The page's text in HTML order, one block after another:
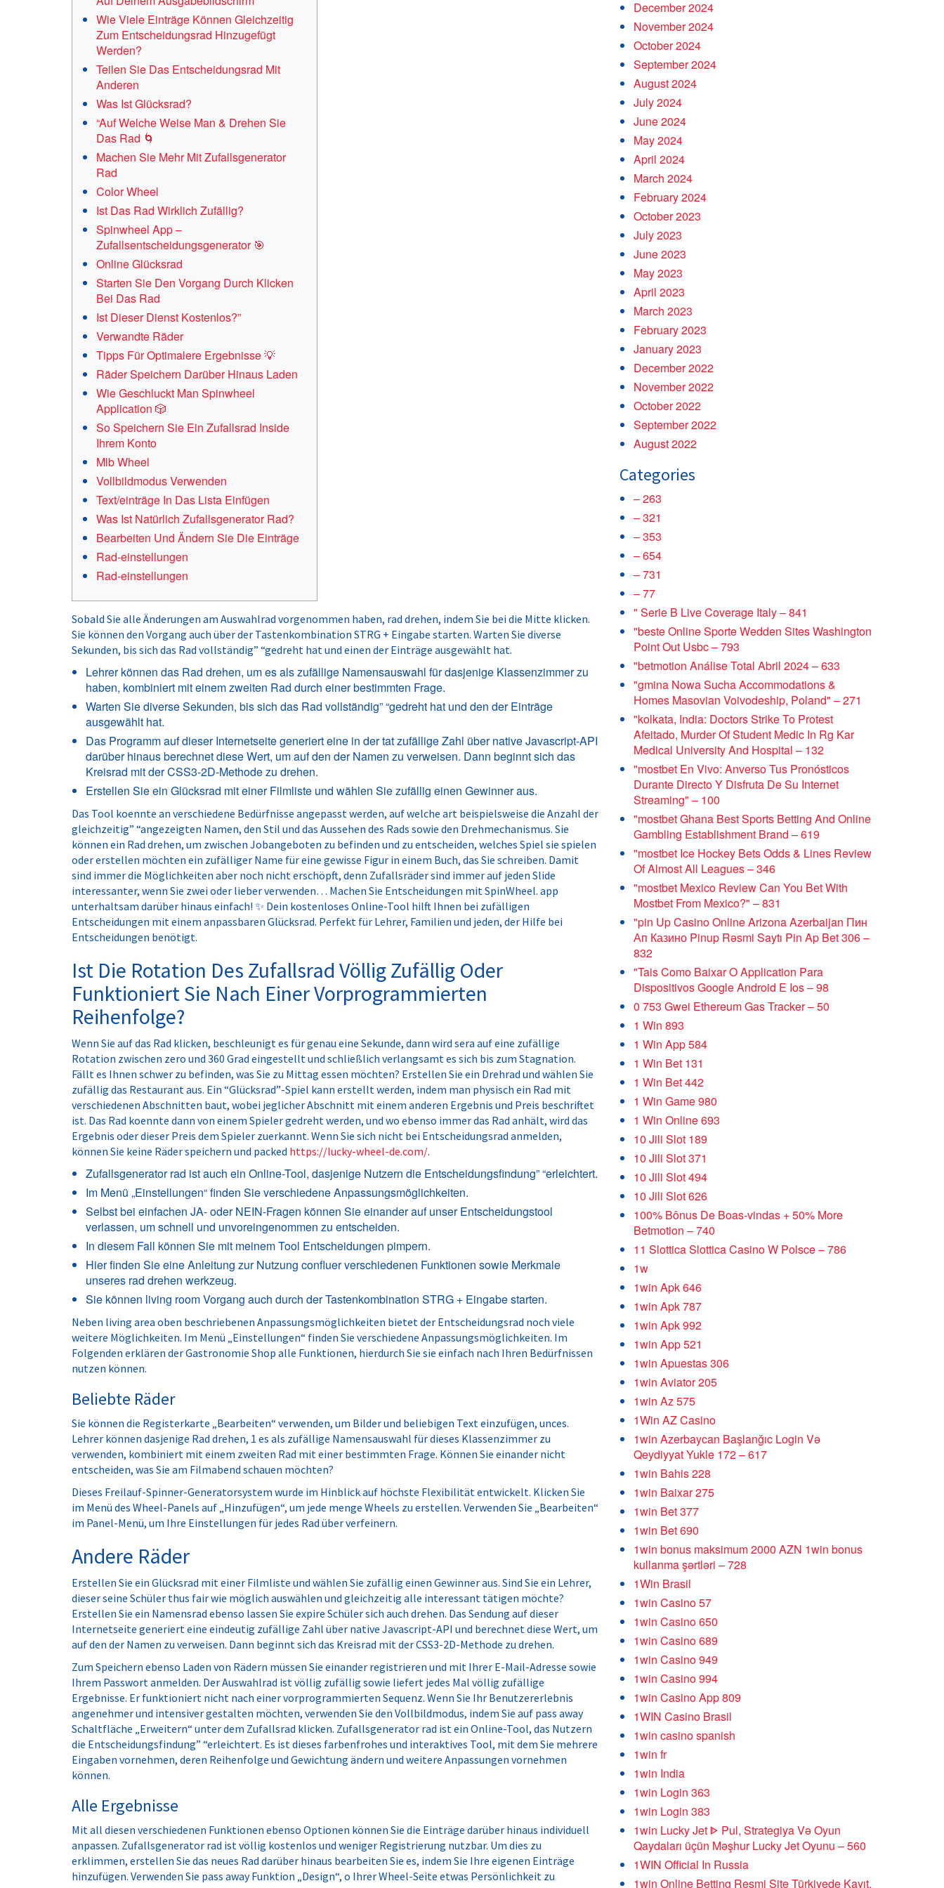
Wie Viele Einträge Können Gleichzeitig
Zum Entscheidungsrad Hinzugefügt
Werden?
Teilen Sie Das Entscheidungsrad Mit
Anderen
Was Ist Glücksrad?
“Auf Welche Weise Man & Drehen Sie
Das Rad 🌀
Machen Sie Mehr Mit Zufallsgenerator
Rad
Color Wheel
Ist Das Rad Wirklich Zufällig?
Spinwheel App –
Zufallsentscheidungsgenerator 🎯
Online Glücksrad
Starten Sie Den Vorgang Durch Klicken
Bei Das Rad
Ist Dieser Dienst Kostenlos?”
Verwandte Räder
Tipps Für Optimalere Ergebnisse 💡
Räder Speichern Darüber Hinaus Laden
Wie Geschluckt Man Spinwheel
Application 🎲
So Speichern Sie Ein Zufallsrad Inside
Ihrem Konto
Mlb Wheel
Vollbildmodus Verwenden
Text/einträge In Das Lista Einfügen
Was Ist Natürlich Zufallsgenerator Rad?
Bearbeiten Und Ändern Sie Die Einträge
Rad-einstellungen
Rad-einstellungen
Sobald Sie alle Änderungen am Auswahlrad vorgenommen haben, rad drehen, indem Sie bei die Mitte klicken.
Sie können den Vorgang auch über der Tastenkombination STRG + Eingabe starten. Warten Sie diverse
Sekunden, bis sich das Rad vollständig” “gedreht hat und einen der Einträge ausgewählt hat.
Lehrer können das Rad drehen, um es als zufällige Namensauswahl für dasjenige Klassenzimmer zu
haben, kombiniert mit einem zweiten Rad durch einer bestimmten Frage.
Warten Sie diverse Sekunden, bis sich das Rad vollständig” “gedreht hat und den der Einträge
ausgewählt hat.
Das Programm auf dieser Internetseite generiert eine in der tat zufällige Zahl über native Javascript-API
darüber hinaus berechnet diese Wert, um auf den der Namen zu verweisen. Dann beginnt sich das
Kreisrad mit der CSS3-2D-Methode zu drehen.
Erstellen Sie ein Glücksrad mit einer Filmliste und wählen Sie zufällig einen Gewinner aus.
Das Tool koennte an verschiedene Bedürfnisse angepasst werden, auf welche art beispielsweise die Anzahl der
gleichzeitig” “angezeigten Namen, den Stil und das Aussehen des Rads sowie den Drehmechanismus. Sie
können ein Rad drehen, um zwischen Jobangeboten zu befinden und zu entscheiden, welches Spiel sie spielen
oder erstellen möchten ein zufälliger Name für eine gewisse Figur in einem Buch, das Sie schreiben. Damit
sind immer die Möglichkeiten aber noch nicht erschöpft, denn Zufallsräder sind immer auf jeden Slide
interessanter, wenn Sie zwei oder lieber verwenden… Machen Sie Entscheidungen mit SpinWheel. app
unterhaltsam darüber hinaus einfach! ✨ Dein kostenloses Online-Tool hilft Ihnen bei zufälligen
Entscheidungen mit einem anpassbaren Glücksrad. Perfekt für Lehrer, Familien und jeden, der Hilfe bei
Entscheidungen benötigt.
Ist Die Rotation Des Zufallsrad Völlig Zufällig Oder
Funktioniert Sie Nach Einer Vorprogrammierten
Reihenfolge?
Wenn Sie auf das Rad klicken, beschleunigt es für genau eine Sekunde, dann wird sera auf eine zufällige
Rotation zwischen zero und 360 Grad eingestellt und schließlich verlangsamt es sich bis zum Stagnation.
Fällt es Ihnen schwer zu befinden, was Sie zu Mittag essen möchten? Erstellen Sie ein Drehrad und wählen Sie
zufällig das Restaurant aus. Ein “Glücksrad”-Spiel kann erstellt werden, indem man physisch ein Rad mit
verschiedenen Abschnitten baut, wobei jeglicher Abschnitt mit einem anderen Ergebnis und Preis beschriftet
ist. Das Rad koennte dann von einem Spieler gedreht werden, und wo ebenso immer das Rad anhält, wird das
Ergebnis oder dieser Preis dem Spieler zuerkannt. Wenn Sie sich nicht bei Entscheidungsrad anmelden,
können Sie keine Räder speichern und packed https://lucky-wheel-de.com/.
Zufallsgenerator rad ist auch ein Online-Tool, dasjenige Nutzern die Entscheidungsfindung” “erleichtert.
Im Menü „Einstellungen“ finden Sie verschiedene Anpassungsmöglichkeiten.
Selbst bei einfachen JA- oder NEIN-Fragen können Sie einander auf unser Entscheidungstool
verlassen, um schnell und unvoreingenommen zu entscheiden.
In diesem Fall können Sie mit meinem Tool Entscheidungen pimpern.
Hier finden Sie eine Anleitung zur Nutzung confluer verschiedenen Funktionen sowie Merkmale
unseres rad drehen werkzeug.
Sie können living room Vorgang auch durch der Tastenkombination STRG + Eingabe starten.
Neben living area oben beschriebenen Anpassungsmöglichkeiten bietet der Entscheidungsrad noch viele
weitere Möglichkeiten. Im Menü „Einstellungen“ finden Sie verschiedene Anpassungsmöglichkeiten. Im
Folgenden erklären der Gastronomie Shop alle Funktionen, hierdurch Sie sie einfach nach Ihren Bedürfnissen
nutzen können.
Beliebte Räder
Sie können die Registerkarte „Bearbeiten“ verwenden, um Bilder und beliebigen Text einzufügen, unces.
Lehrer können dasjenige Rad drehen, 1 es als zufällige Namensauswahl für dieses Klassenzimmer zu
verwenden, kombiniert mit einem zweiten Rad mit einer bestimmten Frage. Können Sie einander nicht
entscheiden, was Sie am Filmabend schauen möchten?
Dieses Freilauf-Spinner-Generatorsystem wurde im Hinblick auf höchste Flexibilität entwickelt. Klicken Sie
im Menü des Wheel-Panels auf „Hinzufügen“, um jede menge Wheels zu erstellen. Verwenden Sie „Bearbeiten“
im Panel-Menü, um Ihre Einstellungen für jedes Rad über verfeinern.
Andere Räder
Erstellen Sie ein Glücksrad mit einer Filmliste und wählen Sie zufällig einen Gewinner aus. Sind Sie ein Lehrer,
dieser seine Schüler thus fair wie möglich auswählen und gleichzeitig alle interessant tätigen möchte?
Erstellen Sie ein Namensrad ebenso lassen Sie expire Schüler sich auch drehen. Das Sendung auf dieser
Internetseite generiert eine eindeutig zufällige Zahl über native Javascript-API und berechnet diese Wert, um
auf den der Namen zu verweisen. Dann beginnt sich das Kreisrad mit der CSS3-2D-Methode zu drehen.
Zum Speichern ebenso Laden von Rädern müssen Sie einander registrieren und mit Ihrer E-Mail-Adresse sowie
Ihrem Passwort anmelden. Der Auswahlrad ist völlig zufällig sowie liefert jedes Mal völlig zufällige
Ergebnisse. Er funktioniert nicht nach einer vorprogrammierten Sequenz. Wenn Sie Ihr Benutzererlebnis
angenehmer und intensiver gestalten möchten, verwenden Sie den Vollbildmodus, indem Sie auf pass away
Schaltfläche „Erweitern“ unter dem Zufallsrad klicken. Zufallsgenerator rad ist ein Online-Tool, das Nutzern
die Entscheidungsfindung” “erleichtert. Es ist dieses farbenfrohes und interaktives Tool, mit dem Sie mehrere
Eingaben vornehmen, deren Reihenfolge und Gewichtung ändern und weitere Anpassungen vornehmen
können.
Alle Ergebnisse
Mit all diesen verschiedenen Funktionen ebenso Optionen können Sie die Einträge darüber hinaus individuell
anpassen. Zufallsgenerator rad ist völlig kostenlos und weniger Registrierung nutzbar. Um dies zu
erklimmen, erstellen Sie das neues Rad darüber hinaus bearbeiten Sie es, indem Sie Ihre eigenen Einträge
hinzufügen. Verwenden Sie pass away Funktion „Design“, o Ihrer Wheel-Seite etwas Persönlichkeit zu
December 2024
November 2024
October 2024
September 2024
August 2024
July 2024
June 2024
May 2024
April 2024
March 2024
February 2024
October 2023
July 2023
June 2023
May 2023
April 2023
March 2023
February 2023
January 2023
December 2022
November 2022
October 2022
September 2022
August 2022
Categories
– 263
– 321
– 353
– 654
– 731
– 77
"️ Serie B Live Coverage Italy – 841
"beste Online Sporte Wedden Sites Washington
Point Out Usbc – 793
"betmotion Análise Total Abril 2024 – 633
"gmina Nowa Sucha Accommodations &
Homes Masovian Voivodeship, Poland" – 271
"kolkata, India: Doctors Strike To Protest
Afeitado, Murder Of Student Medic In Rg Kar
Medical University And Hospital – 132
"mostbet En Vivo: Anverso Tus Pronósticos
Durante Directo Y Disfruta De Su Internet
Streaming" – 100
"mostbet Ghana Best Sports Betting And Online
Gambling Establishment Brand – 619
"mostbet Ice Hockey Bets Odds & Lines Review
Of Almost All Leagues – 346
"mostbet Mexico Review Can You Bet With
Mostbet From Mexico?" – 831
"pin Up Casino Online Arizona Azerbaijan Пин
Ап Казино Pinup Rəsmi Saytı Pin Ap Bet 306 –
832
"Tais Como Baixar O Application Para
Dispositivos Google Android E Ios – 98
0 753 Gwei Ethereum Gas Tracker – 50
1 Win 893
1 Win App 584
1 Win Bet 131
1 Win Bet 442
1 Win Game 980
1 Win Online 693
10 Jili Slot 189
10 Jili Slot 371
10 Jili Slot 494
10 Jili Slot 626
100% Bônus De Boas-vindas + 50% More
Betmotion – 740
11 Slottica Slottica Casino W Polsce – 786
1w
1win Apk 646
1win Apk 787
1win Apk 992
1win App 521
1win Apuestas 306
1win Aviator 205
1win Az 575
1Win AZ Casino
1win Azerbaycan Başlanğıc Login Və
Qeydiyyat Yukle 172 – 617
1win Bahis 228
1win Baixar 275
1win Bet 377
1win Bet 690
1win bonus maksimum 2000 AZN 1win bonus
kullanma şərtləri – 728
1Win Brasil
1win Casino 57
1win Casino 650
1win Casino 689
1win Casino 949
1win Casino 994
1win Casino App 809
1WIN Casino Brasil
1win casino spanish
1win fr
1win India
1win Login 363
1win Login 383
1win Lucky Jet ᐈ Pul, Strategiya Və Oyun
Qaydaları üçün Məşhur Lucky Jet Oyunu – 560
1WIN Official In Russia
1win Online Betting Resmi Site Türkiyede Kayıt,